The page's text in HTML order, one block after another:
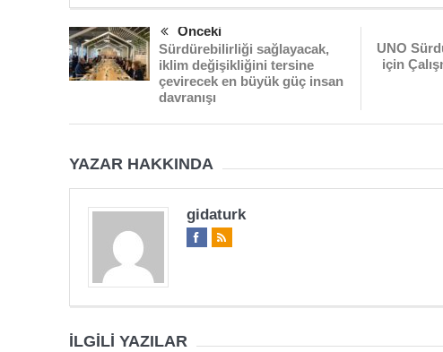
Önceki
Sürdürebilirliği sağlayacak,
iklim değişikliğini tersine
çevirecek en büyük güç insan
davranışı
UNO
için
YAZAR HAKKINDA
gidaturk
İLGILI YAZILAR